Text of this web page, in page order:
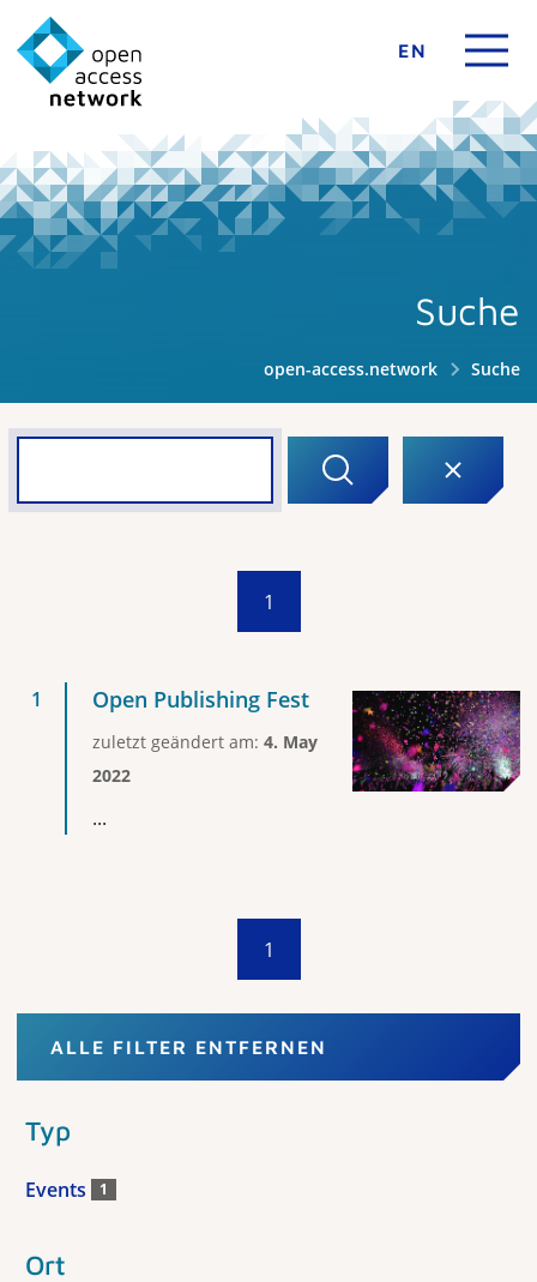
EN
Suche
open-access.network Suche
1
Open Publishing Fest
zuletzt geändert am: 4. May
2022
...
1
ALLE FILTER ENTFERNEN
Typ
Events 1
Ort